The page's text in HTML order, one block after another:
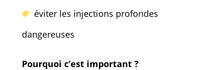
éviter les injections profondes
dangereuses
Pourquoi c’est important ?